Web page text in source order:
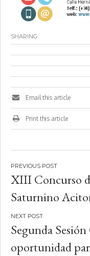
SHARING
Email this article
Print this article
Navegación
de
entradas
XIII Concurso
Saturnino
Segunda
oportunidad